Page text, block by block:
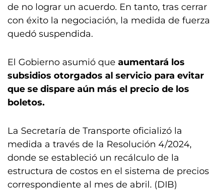
de no lograr un acuerdo. En tanto, tras cerrar
con éxito la negociación, la medida de fuerza
quedó suspendida.
El Gobierno asumió que aumentará los
subsidios otorgados al servicio para evitar
que se dispare aún más el precio de los
boletos.
La Secretaría de Transporte oficializó la
medida a través de la Resolución 4/2024,
donde se estableció un recálculo de la
estructura de costos en el sistema de precios
correspondiente al mes de abril. (DIB)